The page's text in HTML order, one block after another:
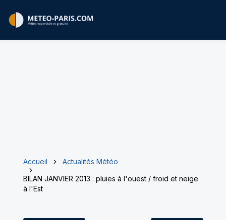
Accueil
Actualités Météo
BILAN JANVIER 2013 : pluies à l'ouest / froid et neige
à l'Est